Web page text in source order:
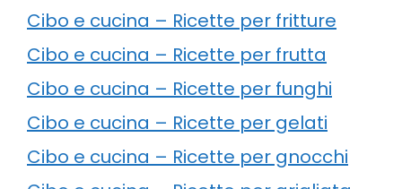
Cibo e cucina – Ricette per fritture
Cibo e cucina – Ricette per frutta
Cibo e cucina – Ricette per funghi
Cibo e cucina – Ricette per gelati
Cibo e cucina – Ricette per gnocchi